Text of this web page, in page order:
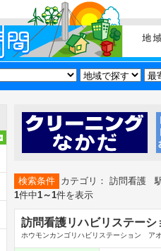
検索条件 カテゴリ： 訪問看護
1件中1～1件を表示
訪問看護リハビリステー
ホウモンカンゴリハビリステーション ア